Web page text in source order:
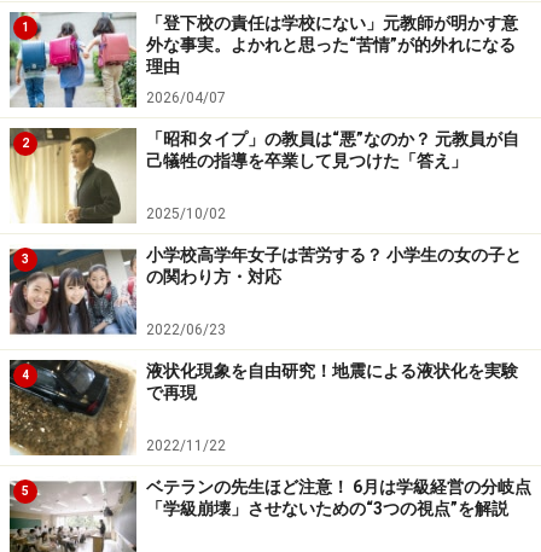
乙武さんが泣いた水泳指導のエピソード
私は自分でできないことがあっても、できる子に見本を
見せてもらったり、できない部分を手伝ってもらったり
というスタイルを基本路線にしていました。
しかし、時には自分のハンデを生かし、「障害がありな
がらも果敢にチャレンジする姿を見せる」ことで教育的
効果を狙うこともありました。
それは、毎年夏に行われる水泳指導の時間です。
クラスにはどうしても水泳が苦手な子は必ずいますよ
ね。私にはそういう子の気持ちが痛いほどよくわかりま
す。
というのも、私自身、プールの中で足が立たないので、
1
「登下校の責任は学校にない」元教師が明かす意
外な事実。よかれと思った“苦情”が的外れになる
理由
2026/04/07
2
「昭和タイプ」の教員は“悪”なのか？ 元教員が自
己犠牲の指導を卒業して見つけた「答え」
2025/10/02
3
小学校高学年女子は苦労する？ 小学生の女の子と
の関わり方・対応
2022/06/23
4
液状化現象を自由研究！地震による液状化を実験
で再現
2022/11/22
5
ベテランの先生ほど注意！ 6月は学級経営の分岐点
「学級崩壊」させないための“3つの視点”を解説